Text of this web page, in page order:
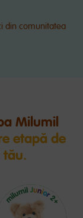
din comunitatea
Milumil
etapă de
tău.